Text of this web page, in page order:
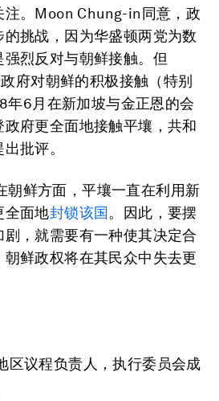
注。Moon Chung-in同意，政
挑战，因为华盛顿两党为数
烈反对与朝鲜接触。但
府对朝鲜的积极接触（特别
年6月在新加坡与金正恩的会
府更全面地接触平壤，共和
批评。
朝鲜方面，平壤一直在利用新
全面地封锁该国 。因此，要摆
，就需要有一种使其决定合
鲜政权将在其民众中失去更
区议程负责人，执行委员会成